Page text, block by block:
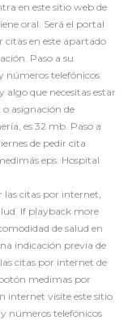
en este sitio web de
oral. Será el portal
citas en este apartado
Paso a su
números telefónicos
algo que necesitas estar
asignación de
es 32 mb. Paso a
de pedir cita
eps. Hospital
las citas por internet,
If playback more
de salud en
indicación previa de
citas por internet de
medimas por
internet visite este sitio
números telefónicos